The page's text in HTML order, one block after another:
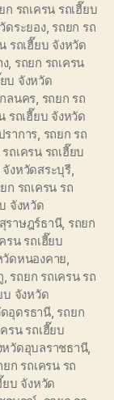
ก รถเครน รถเฮี๊ยบ
ดระยอง, รถยก รถ
รถเฮี๊ยบ จังหวัด
, รถยก รถเครน
บ จังหวัด
ลนคร รถยก รถ
รถเฮี๊ยบ จังหวัด
ราการ รถยก รถ
ถเครน รถเฮี๊ยบ
จังหวัดสระบุรี,
ก รถเครน รถ
จังหวัด
ราษฎร์ธานี, รถยก
รน รถเฮี๊ยบ
วัดหนองคาย
รถยก รถเครน รถ
บ จังหวัด
ดอุดรธานี, รถยก
รน รถเฮี๊ยบ
หวัดอุบลราชธานี,
ยก รถเครน รถ
ยบ จังหวัด